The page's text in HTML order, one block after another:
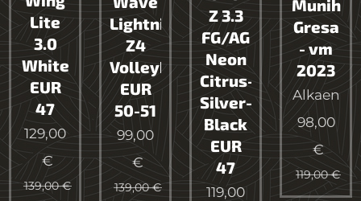
Lite
3.0
White
EUR
47
129,00
€
139,00€
Lightning
Z4
Volleyball
EUR
50-51
99,00
€
139,00€
Z 3.3
FG/AG
Neon
Citrus-
Silver-
Black
EUR
47
119,00
Munih
Gresa
- vm
2023
Alkaen
98,00
€
119,00€